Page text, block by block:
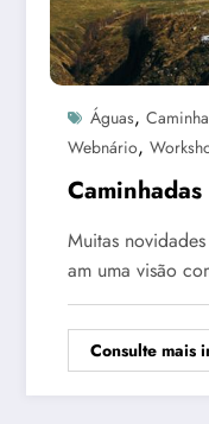
Águas,
Webnário,
Muitas
am uma visão
Consulte mais